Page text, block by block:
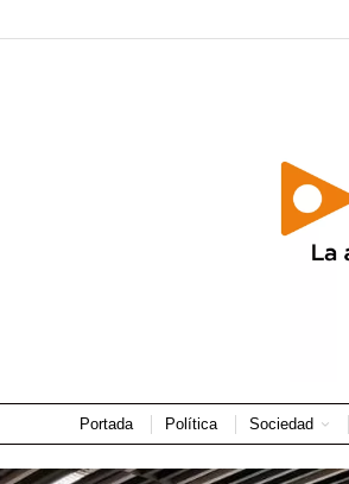
Portada Política Sociedad